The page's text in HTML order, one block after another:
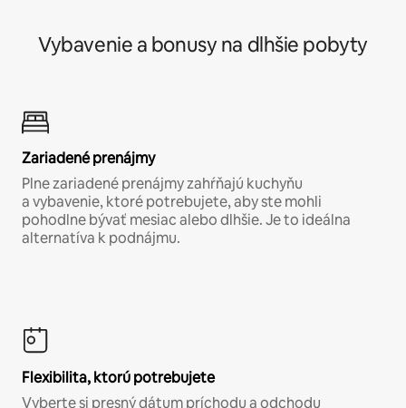
Vybavenie a bonusy na dlhšie pobyty
Zariadené prenájmy
Plne zariadené prenájmy zahŕňajú kuchyňu
a vybavenie, ktoré potrebujete, aby ste mohli
pohodlne bývať mesiac alebo dlhšie. Je to ideálna
alternatíva k podnájmu.
Flexibilita, ktorú potrebujete
Vyberte si presný dátum príchodu a odchodu